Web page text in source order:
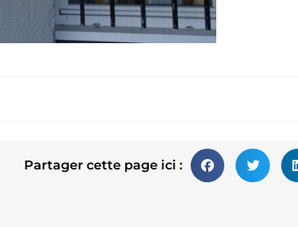
Partager cette page ici :